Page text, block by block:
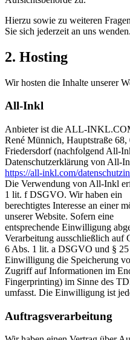
Hierzu sowie zu weiteren
Sie sich jederzeit an uns wenden.
2. Hosting
Wir hosten die Inhalte unserer
All-Inkl
Anbieter ist die ALL-
René Münnich, Hauptstraße 68,
Friedersdorf (nachfolgend All-
Datenschutzerklärung von All-
https://all-inkl.com/
Die Verwendung von All-Inkl
1 lit. f DSGVO. Wir haben ein
berechtigtes Interesse an einer
unserer Website. Sofern eine
entsprechende Einwilligung
Verarbeitung ausschließlich auf
6 Abs. 1 lit. a DSGVO und §
Einwilligung die Speicherung
Zugriff auf Informationen im
Fingerprinting) im Sinne des
umfasst. Die Einwilligung ist
Auftragsverarbeitung